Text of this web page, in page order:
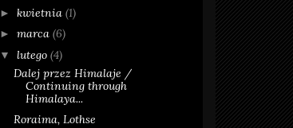
► kwietnia (1)
► marca (6)
▼ lutego (4)
Dalej przez Himalaje /
Continuing through
Himalaya...
Roraima, Lothse